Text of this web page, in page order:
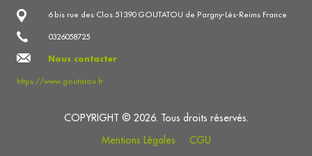
6 bis rue des Clos 51390 GOUTATOU de Pargny-Lès-Reims France
0326058725
Nous contacter
https://www.goutatou.fr
COPYRIGHT © 2026. Tous droits réservés.
Mentions Légales
CGU